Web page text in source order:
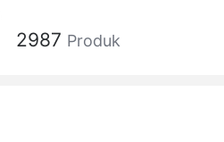
2987 Produk